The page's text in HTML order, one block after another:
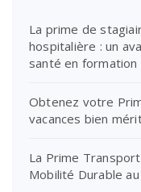
La prime de
hospitalière : un
santé en formation
Obtenez votre
vacances bien
La Prime
Mobilité Durable